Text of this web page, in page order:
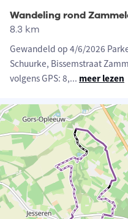
Wandeling rond
8.3 km
Gewandeld op 4/6/2026
Schuurke, Bissemstraat
volgens GPS: 8,... meer lezen